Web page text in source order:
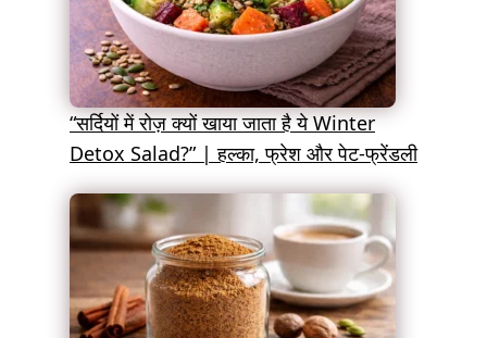
“सर्दियों में रोज़ क्यों खाया जाता है ये Winter
Detox Salad?” | हल्का, फ्रेश और पेट-फ्रेंडली